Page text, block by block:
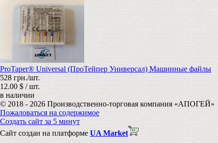
ProTaper® Universal (ПроТейпер Универсал) Машинные файлы
528 грн./шт.
12.00 $ / шт.
в наличии
© 2018 - 2026 Производственно-торговая компания «АПОГЕЙ»
Пожаловаться на содержимое
Создать сайт за 5 минут
Сайт создан на платформеUA Market